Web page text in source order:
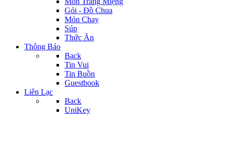
Gỏi - Đồ Chua
Món Chay
Súp
Thức Ăn
Thông Báo
Back
Tin Vui
Tin Buồn
Guestbook
Liên Lạc
Back
UniKey